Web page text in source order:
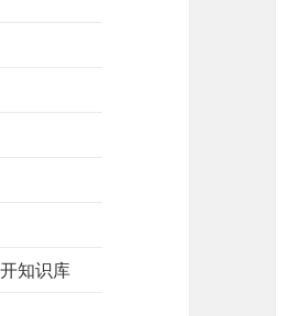
知识库